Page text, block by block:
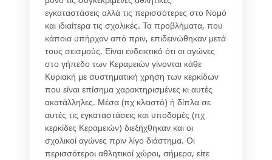
εγκαταστάσεις αλλά τις περισσότερες στο Νομό
και ιδιαίτερα τις σχολικές. Τα προβλήματα, που
κάποια υπήρχαν από πριν, επιδεινώθηκαν μετά
τους σεισμούς. Είναι ενδεικτικό ότι οι αγώνες
στο γήπεδο των Κεραμειών γίνονται κάθε
Κυριακή με συστηματική χρήση των κερκίδων
που είναι επίσημα χαρακτηρισμένες κι αυτές
ακατάλληλες. Μέσα (πχ κλειστό) ή δίπλα σε
αυτές τις εγκαταστάσεις και υποδομές (πχ
κερκίδες Κεραμειών) διεξήχθηκαν και οι
σχολικοί αγώνες πριν λίγο διάστημα. Οι
περισσότεροι αθλητικοί χώροι, σήμερα, είτε